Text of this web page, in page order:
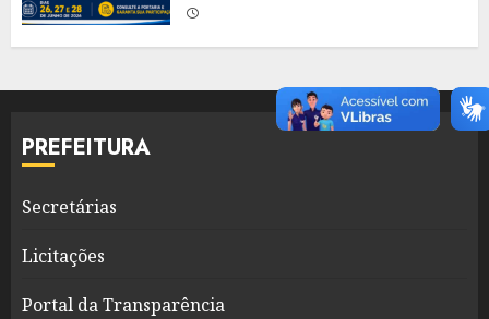
PREFEITURA
Secretárias
Licitações
Portal da Transparência